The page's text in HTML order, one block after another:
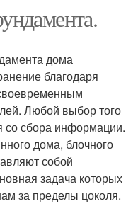
дома
благодаря
Любой выбор того
со сбора информации.
дома, блочного
собой
задача которых
за пределы цоколя.